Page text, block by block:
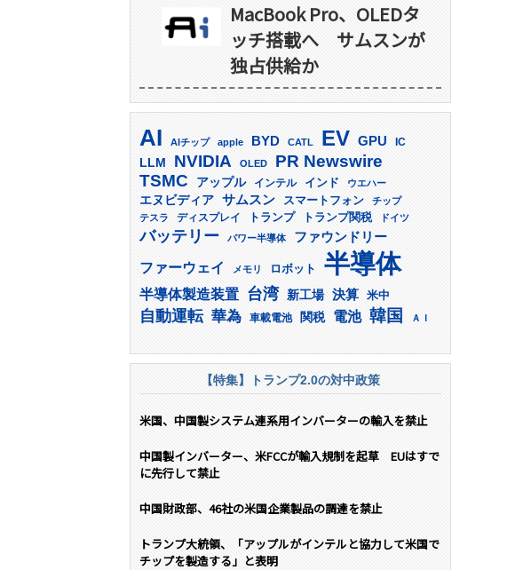
MacBook Pro、OLEDタ
ッチ搭載へ サムスンが
独占供給か
AI AIチップ apple BYD CATL EV GPU IC
LLM NVIDIA OLED PR Newswire
TSMC アップル インテル インド ウエハー
エヌビディア サムスン スマートフォン
チップ
テスラ
ディスプレイ トランプ トランプ関税 ドイツ
バッテリー パワー半導体 ファウンドリー
ファーウェイ メモリ ロボット 半導体
半導体製造装置 台湾 新工場 決算 米中
自動運転 華為 車載電池 関税 電池 韓国 ＡＩ
【特集】トランプ2.0の対中政策
米国、中国製システム連系用インバーターの輸入を禁止
中国製インバーター、米FCCが輸入規制を起草 EUはすで
に先行して禁止
中国財政部、46社の米国企業製品の調達を禁止
トランプ大統領、「アップルがインテルと協力して米国で
チップを製造する」と表明